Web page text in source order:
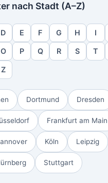
nach Stadt (A–Z)
D E F G H I
O P Q R S T
Z
Dortmund Dresden
Frankfurt am Main
Köln Leipzig
Stuttgart